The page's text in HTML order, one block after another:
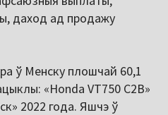
даход ад продажу
ў Менску плошчай 60,1
«Honda VT750 C2B»
2022 года. Яшчэ ў